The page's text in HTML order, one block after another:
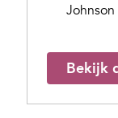
Johnson
Bekijk